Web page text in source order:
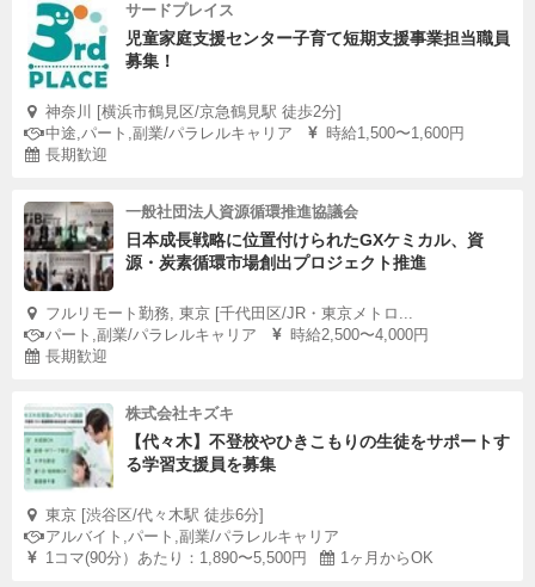
サードプレイス
児童家庭支援センター子育て短期支援事業担当職員
募集！
神奈川 [横浜市鶴見区/京急鶴見駅 徒歩2分]
中途,パート,副業/パラレルキャリア
時給1,500〜1,600円
長期歓迎
一般社団法人資源循環推進協議会
日本成長戦略に位置付けられたGXケミカル、資
源・炭素循環市場創出プロジェクト推進
フルリモート勤務, 東京 [千代田区/JR・東京メトロ...
パート,副業/パラレルキャリア
時給2,500〜4,000円
長期歓迎
株式会社キズキ
【代々木】不登校やひきこもりの生徒をサポートす
る学習支援員を募集
東京 [渋谷区/代々木駅 徒歩6分]
アルバイト,パート,副業/パラレルキャリア
1コマ(90分）あたり：1,890〜5,500円
1ヶ月からOK